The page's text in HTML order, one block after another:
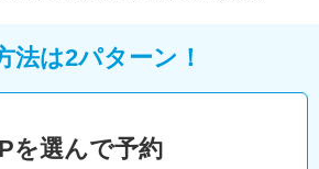
法は2パターン！
を選んで予約